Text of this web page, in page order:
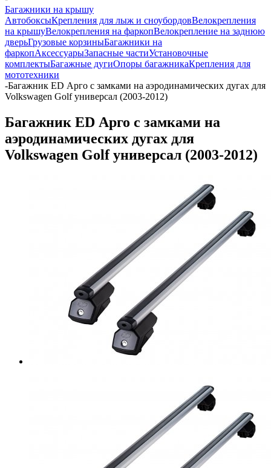
Багажники на крышу
АвтобоксыКрепления для лыж и сноубордовВелокрепления
на крышуВелокрепления на фаркопВелокрепление на заднюю
дверьГрузовые корзиныБагажники на
фаркопАксессуарыЗапасные частиУстановочные
комплектыБагажные дугиОпоры багажникаКрепления для
мототехники
-Багажник ED Арго с замками на аэродинамических дугах для
Volkswagen Golf универсал (2003-2012)
Багажник ED Арго с замками на
аэродинамических дугах для
Volkswagen Golf универсал (2003-2012)